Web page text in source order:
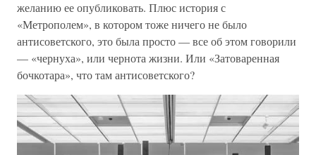
желанию ее опубликовать. Плюс история с
«Метрополем», в котором тоже ничего не было
антисоветского, это была просто — все об этом говорили
— «чернуха», или чернота жизни. Или «Затоваренная
бочкотара», что там антисоветского?